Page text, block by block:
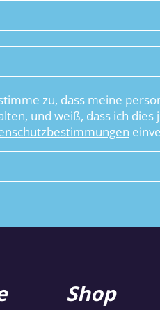
zu, dass meine
und weiß, dass ich
Shop